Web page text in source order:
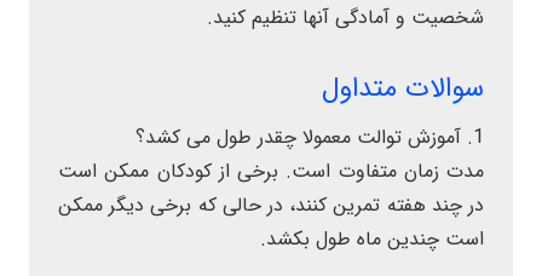
شخصیت و آمادگی آنها تنظیم کنید.
سوالات متداول
1. آموزش توالت معمولا چقدر طول می کشد؟
مدت زمان متفاوت است. برخی از کودکان ممکن است
در چند هفته تمرین کنند، در حالی که برخی دیگر ممکن
است چندین ماه طول بکشد.